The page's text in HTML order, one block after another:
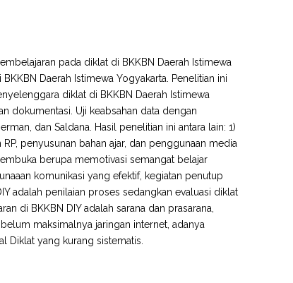
pada diklat di BKKBN Daerah Istimewa
Daerah Istimewa Yogyakarta. Penelitian ini
diklat di BKKBN Daerah Istimewa
dokumentasi. Uji keabsahan data dengan
dan Saldana. Hasil penelitian ini antara lain: 1)
penyusunan bahan ajar, dan penggunaan media
berupa memotivasi semangat belajar
komunikasi yang efektif, kegiatan penutup
adalah penilaian proses sedangkan evaluasi diklat
di BKKBN DIY adalah sarana dan prasarana,
maksimalnya jaringan internet, adanya
Diklat yang kurang sistematis.